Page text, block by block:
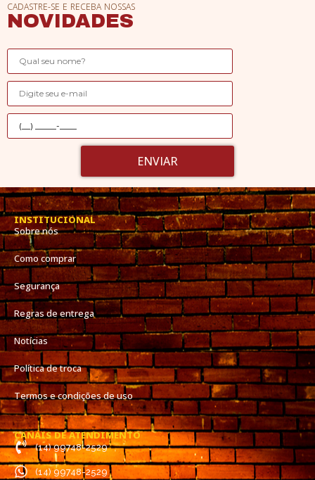
CADASTRE-SE E RECEBA NOSSAS
NOVIDADES
ENVIAR
INSTITUCIONAL
Sobre nós
Como comprar
Segurança
Regras de entrega
Notícias
Política de troca
Termos e condições de uso
CANAIS DE ATENDIMENTO
(14) 99748-2529
(14) 99748-2529